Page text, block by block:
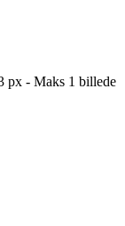
px - Maks 1 billede